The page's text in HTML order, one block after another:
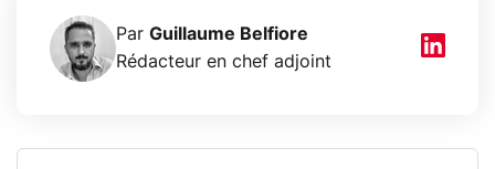
Par Guillaume Belfiore
Rédacteur en chef adjoint